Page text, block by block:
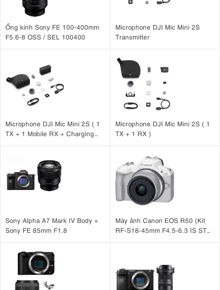
Ống kính Sony FE 100-400mm
F5.6-8 OSS / SEL 100400
Microphone DJI Mic Mini 2S
Transmitter
Microphone DJI Mic Mini 2S ( 1
TX + 1 Mobile RX + Charging
Microphone DJI Mic Mini 2S ( 1
TX + 1 RX )
Sony Alpha A7 Mark IV Body +
Sony FE 85mm F1.8
Máy ảnh Canon EOS R50 (Kit
RF-S18-45mm F4.5-6.3 IS STM